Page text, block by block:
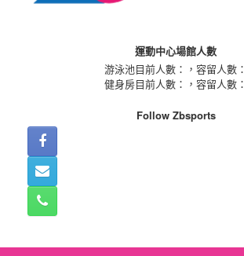
運動中心場館人數
游泳池目前人數：
，容留人數：
健身房目前人數：
，容留人數：
Follow Zbsports